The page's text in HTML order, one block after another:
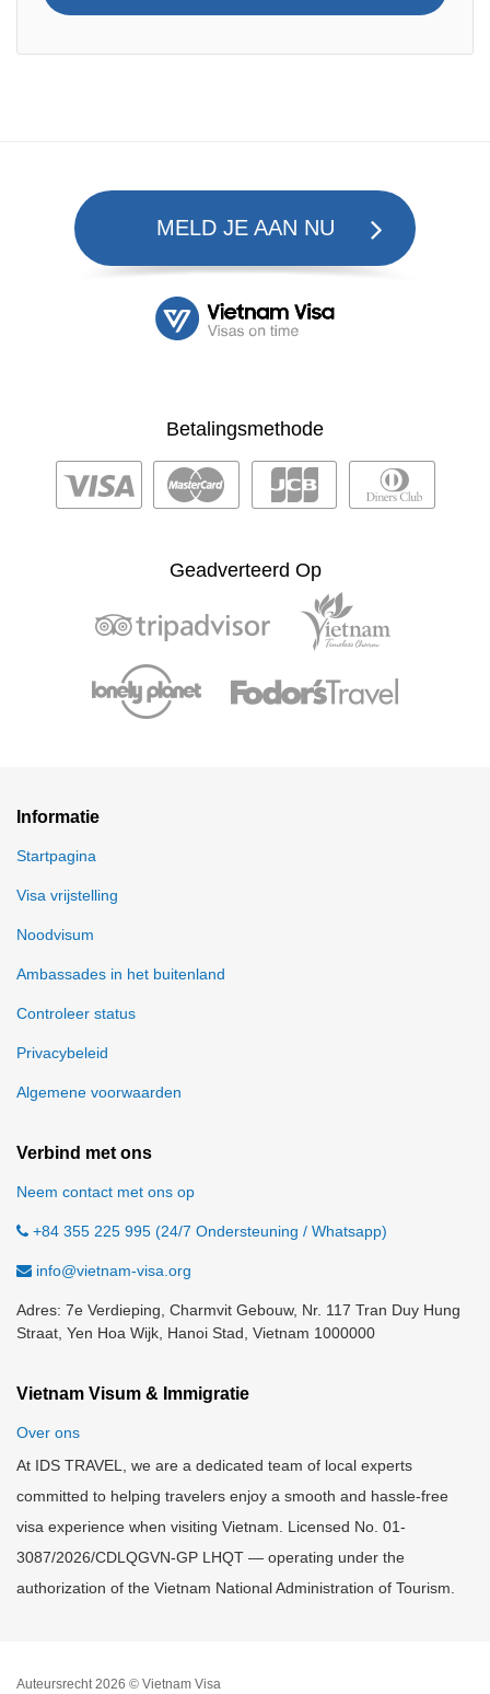
MELD JE AAN NU
Betalingsmethode
Geadverteerd Op
Informatie
Startpagina
Visa vrijstelling
Noodvisum
Ambassades in het buitenland
Controleer status
Privacybeleid
Algemene voorwaarden
Verbind met ons
Neem contact met ons op
+84 355 225 995 (24/7 Ondersteuning / Whatsapp)
info@vietnam-visa.org
Adres: 7e Verdieping, Charmvit Gebouw, Nr. 117 Tran Duy Hung
Straat, Yen Hoa Wijk, Hanoi Stad, Vietnam 1000000
Vietnam Visum & Immigratie
Over ons
At IDS TRAVEL, we are a dedicated team of local experts
committed to helping travelers enjoy a smooth and hassle-free
visa experience when visiting Vietnam. Licensed No. 01-
3087/2026/CDLQGVN-GP LHQT — operating under the
authorization of the Vietnam National Administration of Tourism.
Auteursrecht 2026 © Vietnam Visa